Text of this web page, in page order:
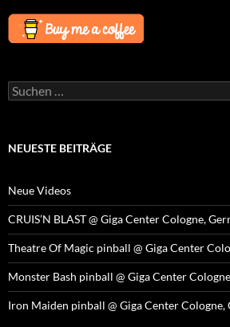
Suchen
nach:
NEUESTE BEITRÄGE
Neue Videos
CRUIS’N BLAST @ Giga Center Cologne,
Theatre Of Magic pinball @ Giga Center
Monster Bash pinball @ Giga Center
Iron Maiden pinball @ Giga Center Cologne,